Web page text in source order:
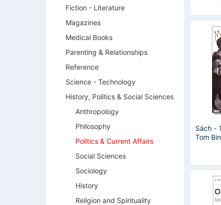
Fiction - Literature
Magazines
Medical Books
Parenting & Relationships
Reference
Science - Technology
History, Politics & Social Sciences
Anthropology
Philosophy
Politics & Current Affairs
Social Sciences
Sociology
History
Religion and Spirituality
trị /
Sách -
Tom
Ngoại